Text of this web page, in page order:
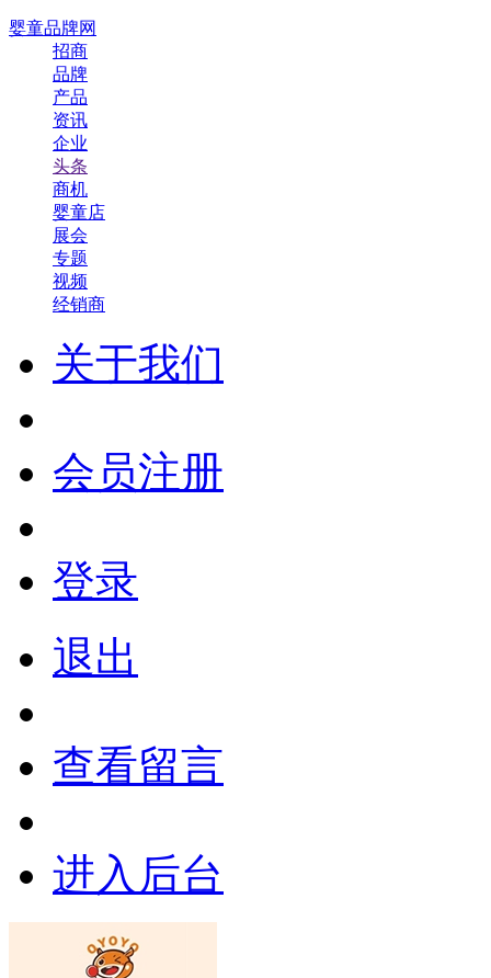
婴童品牌网
招商
品牌
产品
资讯
企业
头条
商机
婴童店
展会
专题
视频
经销商
关于我们
会员注册
登录
退出
查看留言
进入后台